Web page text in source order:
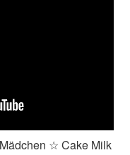
☆ Cake Milk